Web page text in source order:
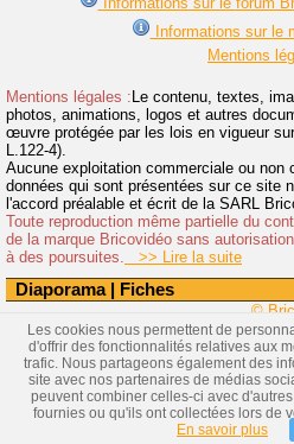
Diaporama| Fiches
Informations sur le
Mentions
Mentions légales : Le contenu, textes,
photos, animations, logos et autres
œuvre protégée par les lois en vigueur
L.122-4).
Aucune exploitation commerciale ou non
données qui sont présentées sur ce site
l'accord préalable et écrit de la SARL
Toute reproduction même partielle du
de la marque Bricovidéo sans
à des poursuites. >> Lire la suite
©
Les cookies nous permettent de
d'offrir des fonctionnalités relatives aux
trafic. Nous partageons également des
site avec nos partenaires de médias
peuvent combiner celles-ci avec
fournies ou qu'ils ont collectées lors de
En savoir plus